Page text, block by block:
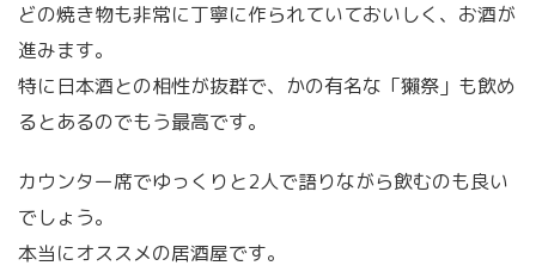
どの焼き物も非常に丁寧に作られていておいしく、お酒が
進みます。
特に日本酒との相性が抜群で、かの有名な「獺祭」も飲め
るとあるのでもう最高です。
カウンター席でゆっくりと2人で語りながら飲むのも良い
でしょう。
本当にオススメの居酒屋です。